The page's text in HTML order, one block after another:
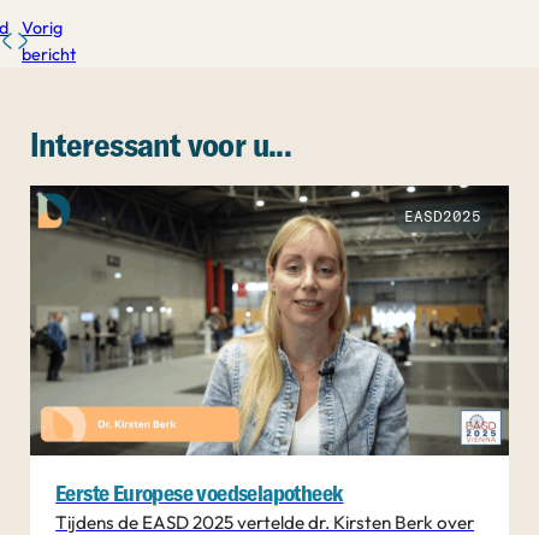
Vorig
bericht
Interessant voor u...
EASD2025
Eerste Europese voedselapotheek
Tijdens de EASD 2025 vertelde dr. Kirsten Berk over